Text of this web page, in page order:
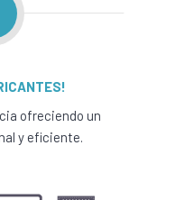
ofreciendo un
y eficiente.